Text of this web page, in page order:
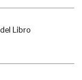
Libro